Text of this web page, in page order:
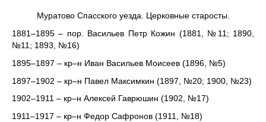
Муратово Спасского уезда. Церковные старосты.
1881–1895 – пор. Васильев Петр Кожин (1881, №11; 1890,
№11; 1893, №16)
1895–1897 – кр–н Иван Васильев Моисеев (1896, №5)
1897–1902 – кр–н Павел Максимкин (1897, №20; 1900, №23)
1902–1911 – кр–н Алексей Гаврюшин (1902, №17)
1911–1917 – кр–н Федор Сафронов (1911, №18)